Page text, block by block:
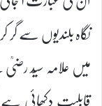
نگاہ بلندیوں سے
میں علامہ سیّد